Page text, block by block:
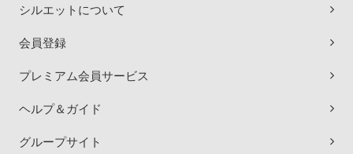
シルエットについて
会員登録
プレミアム会員サービス
ヘルプ＆ガイド
グループサイト